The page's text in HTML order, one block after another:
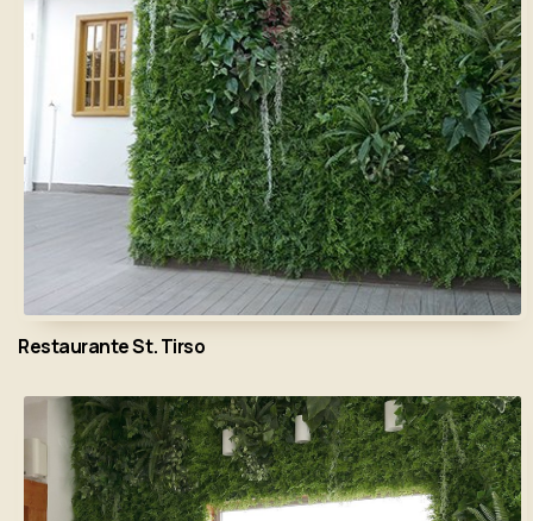
Restaurante St. Tirso